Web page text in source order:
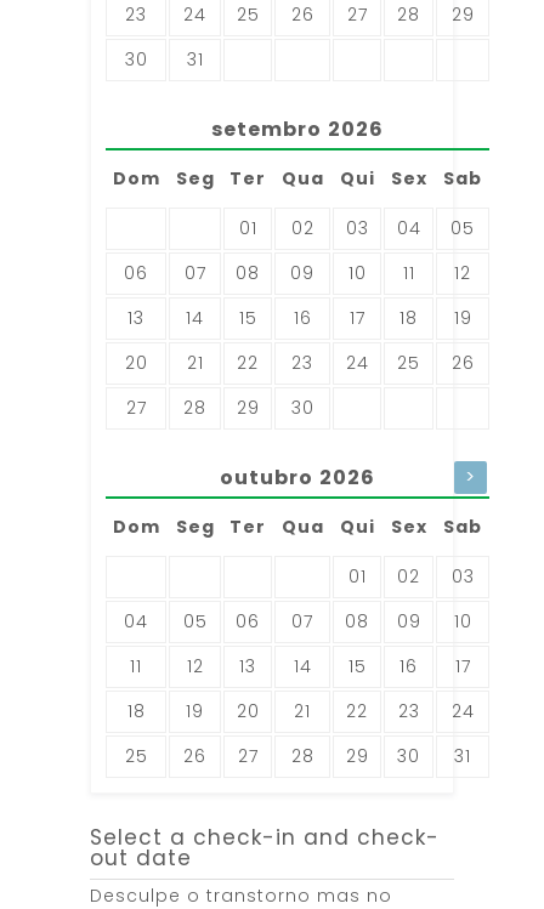
23
24 25 26 27 28
29
30
31
setembro 2026
Dom Seg Ter Qua Qui Sex Sab
01 02 03 04
05
06
07 08 09 10 11
12
13
14 15 16 17 18
19
20
21 22 23 24 25
26
27
28 29 30
outubro 2026 >
Dom Seg Ter Qua Qui Sex Sab
01 02
03
04
05 06 07 08 09
10
11
12 13 14 15 16
17
18
19 20 21 22 23
24
25
26 27 28 29 30 31
Select a check-in and check-
out date
Desculpe o transtorno mas no